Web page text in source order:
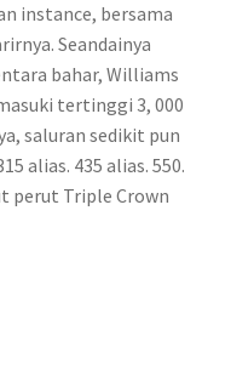
instance, bersama
Seandainya
bahar, Williams
tertinggi 3, 000
saluran sedikit pun
alias. 435 alias. 550.
perut Triple Crown